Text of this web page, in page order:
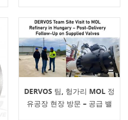
DERVOS 팀, 헝가리 MOL 정
유공장 현장 방문 – 공급 밸